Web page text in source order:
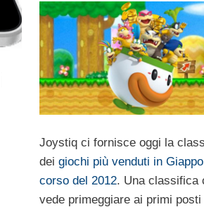
Joystiq ci fornisce oggi la
dei giochi più venduti in
corso del 2012. Una classifica
vede primeggiare ai primi